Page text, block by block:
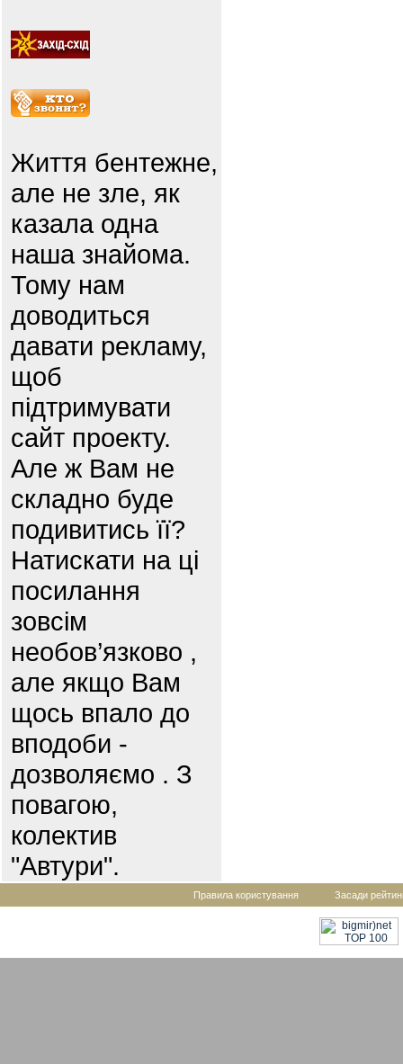
Життя бентежне,
але не зле, як
казала одна
наша знайома.
Тому нам
доводиться
давати рекламу,
щоб
підтримувати
сайт проекту.
Але ж Вам не
складно буде
подивитись її?
Натискати на ці
посилання
зовсім
необов’язково ,
але якщо Вам
щось впало до
вподоби -
дозволяємо . З
повагою,
колектив
"Автури".
Правила користування Засади